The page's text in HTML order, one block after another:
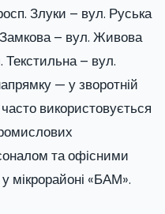
Злуки – вул. Руська
– вул. Живова
Текстильна – вул.
— у зворотній
використовується
та офісними
мікрорайоні «БАМ».